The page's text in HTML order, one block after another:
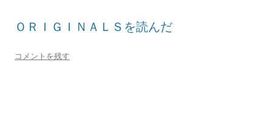
ＯＲＩＧＩＮＡＬＳを読んだ
コメントを残す